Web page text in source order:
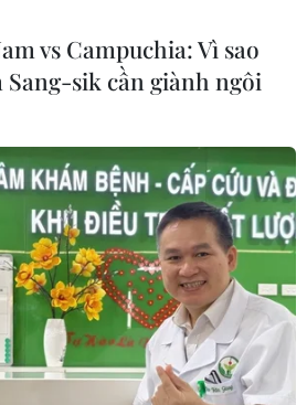
vs Campuchia: Vì sao
sik cần giành ngôi